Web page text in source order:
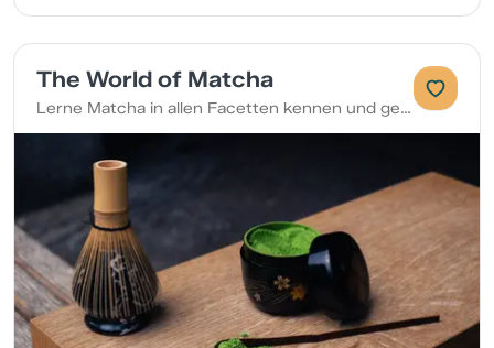
The World of Matcha
Lerne Matcha in allen Facetten kennen und geniessen